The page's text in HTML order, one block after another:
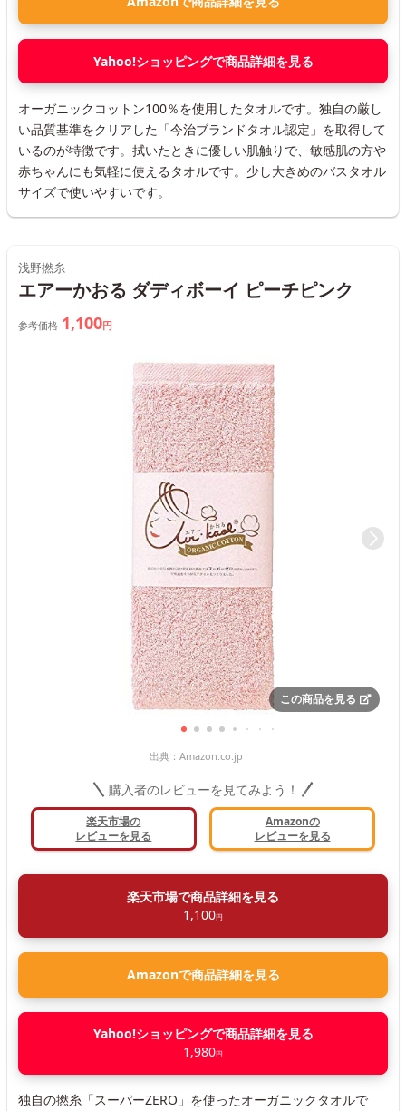
Yahoo!ショッピングで商品詳細を見る
オーガニックコットン100％を使用したタオルです。独自の厳し
い品質基準をクリアした「今治ブランドタオル認定」を取得して
いるのが特徴です。拭いたときに優しい肌触りで、敏感肌の方や
赤ちゃんにも気軽に使えるタオルです。少し大きめのバスタオル
サイズで使いやすいです。
浅野撚糸
エアーかおる ダディボーイ ピーチピンク
参考価格 1,100円
この商品を見る
出典： Amazon.co.jp
購入者のレビューを見てみよう！
楽天市場の
レビューを見る
Amazonの
レビューを見る
楽天市場で商品詳細を見る
1,100円
Amazonで商品詳細を見る
Yahoo!ショッピングで商品詳細を見る
1,980円
独自の撚糸「スーパーZERO」を使ったオーガニックタオルで